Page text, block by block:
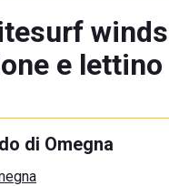
e lettino
di Omegna